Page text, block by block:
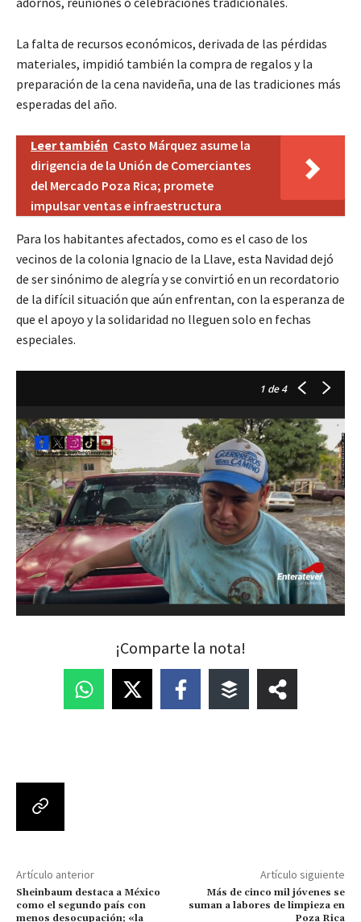
La falta de recursos económicos, derivada de las pérdidas
materiales, impidió también la compra de regalos y la
preparación de la cena navideña, una de las tradiciones más
esperadas del año.
Leer también Casto Márquez asume la
dirigencia de la Unión de Comerciantes
del Mercado Poza Rica; promete
impulsar ventas e infraestructura
Para los habitantes afectados, como es el caso de los
vecinos de la colonia Ignacio de la Llave, esta Navidad dejó
de ser sinónimo de alegría y se convirtió en un recordatorio
de la difícil situación que aún enfrentan, con la esperanza de
que el apoyo y la solidaridad no lleguen solo en fechas
especiales.
1 de 4
¡Comparte la nota!
Artículo anterior
Sheinbaum destaca a México
como el segundo país con
menos desocupación; «la
Artículo siguiente
Más de cinco mil jóvenes se
suman a labores de limpieza en
Poza Rica